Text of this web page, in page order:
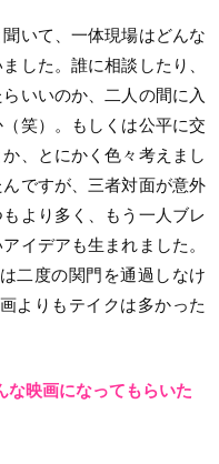
いて、一体現場はどんな
した。誰に相談したり、
いいのか、二人の間に入
笑）。もしくは公平に交
、とにかく色々考えまし
ですが、三者対面が意外
より多く、もう一人ブレ
イデアも生まれました。
二度の関門を通過しなけ
よりもテイクは多かった
映画になってもらいた